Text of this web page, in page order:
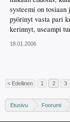
systeemi on
pyörinyt vasta pari
kerinnyt, useampi
18.01.2006
< Edellinen
1 2 3
Etusivu Foorumi